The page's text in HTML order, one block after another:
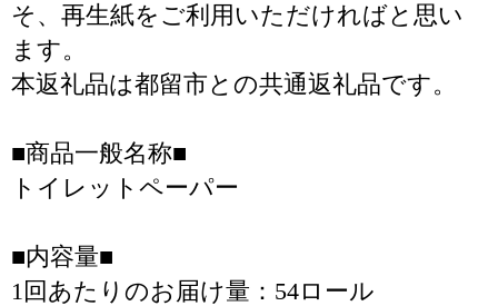
そ、再生紙をご利用いただければと思い
ます。
本返礼品は都留市との共通返礼品です。
■商品一般名称■
トイレットペーパー
■内容量■
1回あたりのお届け量：54ロール